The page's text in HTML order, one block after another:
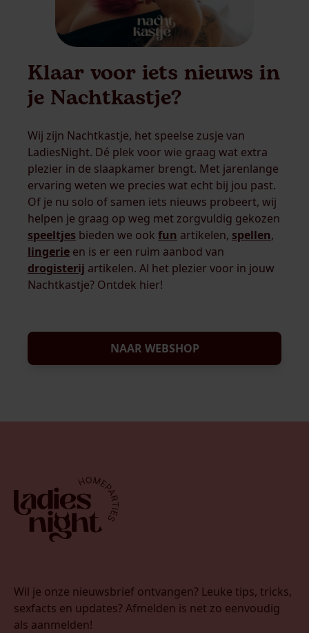
Klaar voor iets nieuws in
je Nachtkastje?
Wij zijn Nachtkastje, het speelse zusje van
LadiesNight. Dé plek voor wie graag wat extra
plezier in de slaapkamer brengt. Met jarenlange
ervaring weten we precies wat echt bij jou past.
Of je nu solo of samen iets nieuws probeert, wij
helpen je graag op weg met zorgvuldig gekozen
speeltjes bieden we ook fun artikelen, spellen,
lingerie en is er een ruim aanbod van
drogisterij artikelen. Al het plezier voor in jouw
Nachtkastje? Ontdek hier!
NAAR WEBSHOP
Wil je onze nieuwsbrief ontvangen? Leuke tips, tricks,
sexfacts en updates? Afmelden is net zo eenvoudig
als aanmelden!